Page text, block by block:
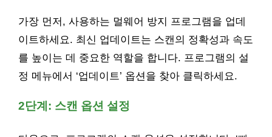
가장 먼저, 사용하는 멀웨어 방지 프로그램을 업데
이트하세요. 최신 업데이트는 스캔의 정확성과 속도
를 높이는 데 중요한 역할을 합니다. 프로그램의 설
정 메뉴에서 ‘업데이트’ 옵션을 찾아 클릭하세요.
2단계: 스캔 옵션 설정